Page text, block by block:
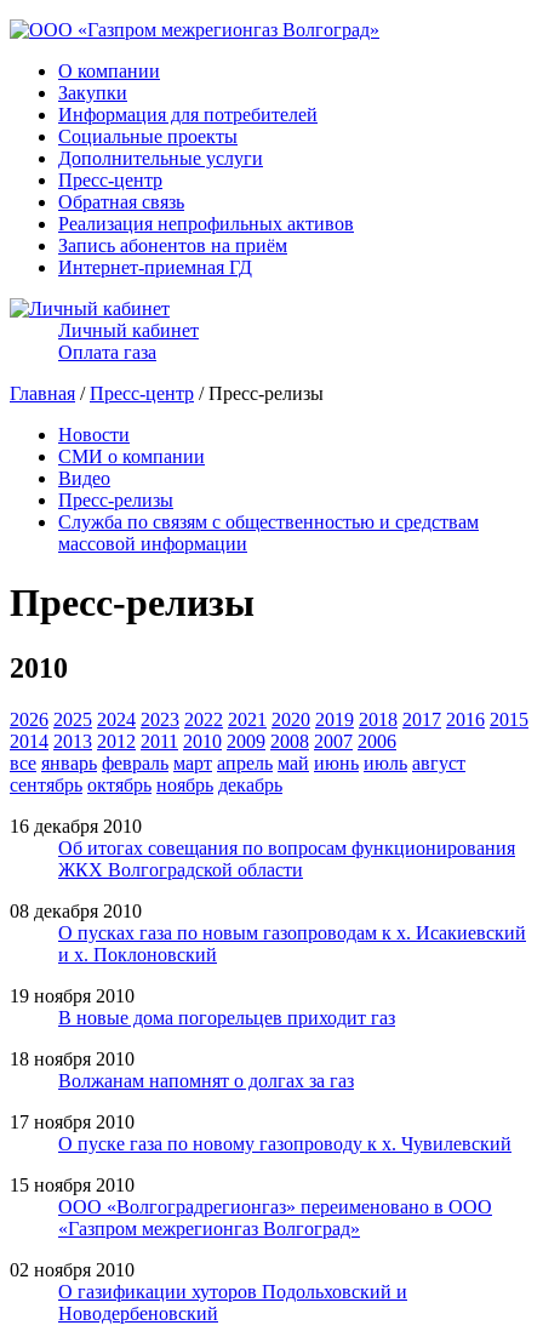
О компании
Закупки
Информация для потребителей
Социальные проекты
Дополнительные услуги
Пресс-центр
Обратная связь
Реализация непрофильных активов
Запись абонентов на приём
Интернет-приемная ГД
Личный кабинет
Оплата газа
Главная /Пресс-центр / Пресс-релизы
Новости
СМИ о компании
Видео
Пресс-релизы
Служба по связям с общественностью и средствам
массовой информации
Пресс-релизы
2010
2026 2025 2024 2023 2022 2021 2020 2019 2018 2017 2016 2015
2014 2013 2012 2011 2010 2009 2008 2007 2006
все январь февраль март апрель май июнь июль август
сентябрь октябрь ноябрь декабрь
16 декабря 2010
Об итогах совещания по вопросам функционирования
ЖКХ Волгоградской области
08 декабря 2010
О пусках газа по новым газопроводам к х. Исакиевский
и х. Поклоновский
19 ноября 2010
В новые дома погорельцев приходит газ
18 ноября 2010
Волжанам напомнят о долгах за газ
17 ноября 2010
О пуске газа по новому газопроводу к х. Чувилевский
15 ноября 2010
ООО «Волгоградрегионгаз» переименовано в ООО
«Газпром межрегионгаз Волгоград»
02 ноября 2010
О газификации хуторов Подольховский и
Новодербеновский